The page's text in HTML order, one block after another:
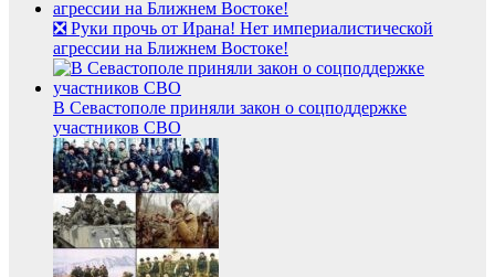
❎ Руки прочь от Ирана! Нет империалистической
агрессии на Ближнем Востоке!
В Севастополе приняли закон о соцподдержке
участников СВО